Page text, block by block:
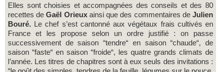
Elles sont choisies et accompagnées des conseils et des 80
recettes deGaël Orieuxainsi que des commentaires deJulien
Bouré. Le chef s’est cantonné aux végétaux frais cultivés en
France et les propose selon un ordre justifié : on passe
successivement de saison “tendre“ en saison “chaude“, de
saison “faste“ en saison “froide“, les quatre grands climats de
l’année. Les titres de chapitres sont à eux seuls des invitations :